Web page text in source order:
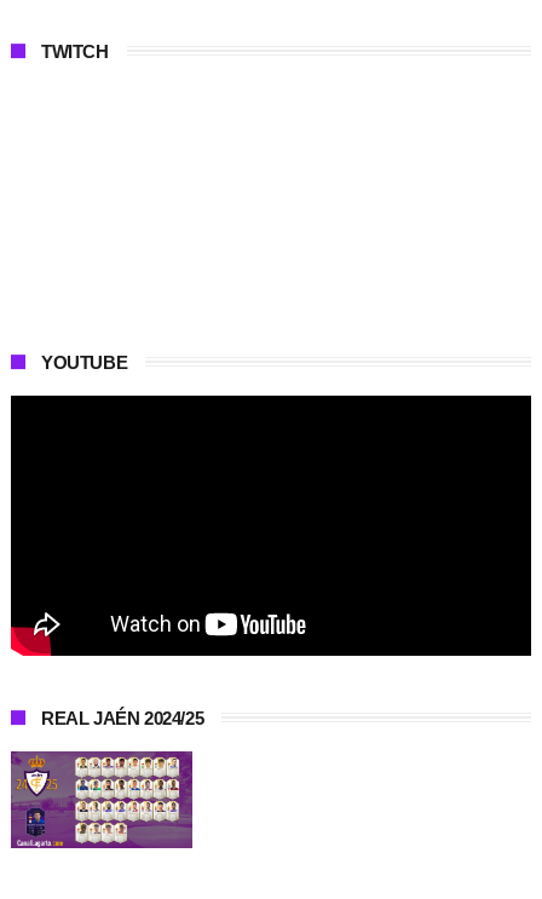
TWITCH
YOUTUBE
REAL JAÉN 2024/25